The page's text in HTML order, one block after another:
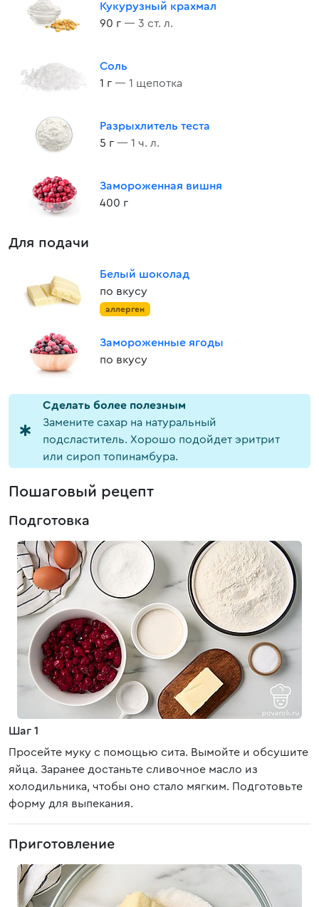
Кукурузный крахмал
90 г — 3 ст. л.
Соль
1 г — 1 щепотка
Разрыхлитель теста
5 г — 1 ч. л.
Замороженная вишня
400 г
Для подачи
Белый шоколад
по вкусу
аллерген
Замороженные ягоды
по вкусу
Cделать более полезным
Замените сахар на натуральный
подсластитель. Хорошо подойдет эритрит
или сироп топинамбура.
Пошаговый рецепт
Подготовка
Шаг 1
Просейте муку с помощью сита. Вымойте и обсушите
яйца. Заранее достаньте сливочное масло из
холодильника, чтобы оно стало мягким. Подготовьте
форму для выпекания.
Приготовление